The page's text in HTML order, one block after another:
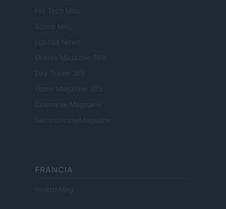
Hig Tech Mag
Scoop Mag
Lgbtqia News
Motors Magazine 365
Day Travel 365
Home Magazine 365
Cineverse Magazine
SecondHomeMagazine
FRANCIA
InvestirMag